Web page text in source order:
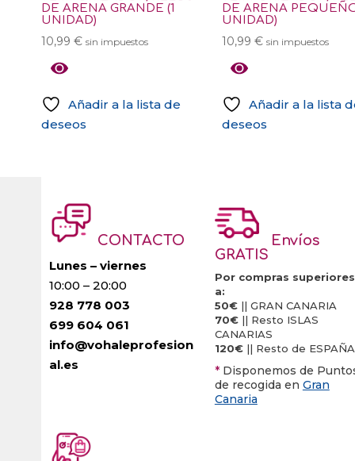
variantes.
opciones
pueden
elegir
producto
DE ARENA GRANDE (1
UNIDAD)
10,99 € sin impuestos
Añadir a la lista de
deseos
múltiples
variantes.
Las
opciones
se
pueden
elegir
en
la
DE ARENA
UNIDAD)
10,99 € sin impuestos
Añadir a la lista
deseos
variantes.
Las
opciones
se
pueden
elegir
en
página
de
CONTACTO
Lunes – viernes
10:00 – 20:00
928 778 003
699 604 061
info@vohaleprofesion
al.es
Envíos
GRATIS
Por compras superiores
a:
50€|| GRAN CANARIA
70€|| Resto ISLAS
CANARIAS
120€|| Resto de ESPAÑA
* Disponemos de
de recogida en Gran
Canaria